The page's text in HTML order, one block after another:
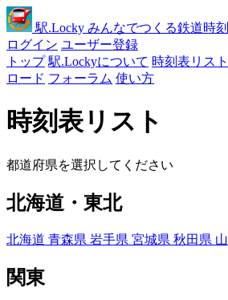
駅.Locky みんなでつくる鉄道時
ログイン ユーザー登録
トップ 駅.Lockyについて 時刻表リスト
ロード フォーラム 使い方
時刻表リスト
都道府県を選択してください
北海道・東北
北海道 青森県 岩手県 宮城県 秋田県
関東